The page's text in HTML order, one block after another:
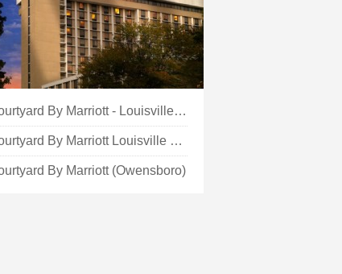
Courtyard By Marriott - Louisville Centre-Ville
Courtyard By Marriott Louisville Est
By Marriott (Owensboro)